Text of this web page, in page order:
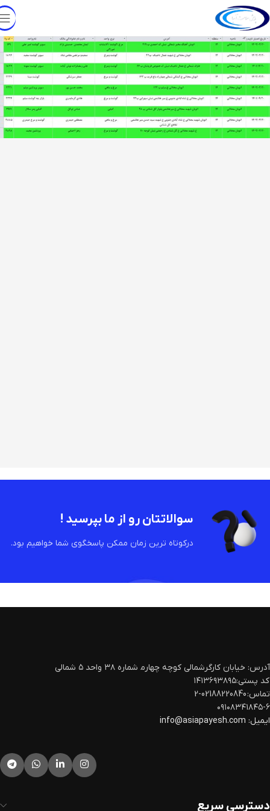
سوالاتتان رو از ما بپرسید !
درکوتاه ترین زمان ممکن پاسخگوی شما خواهیم بود.
آدرس: خیابان کارگرشمالی کوچه چهارم‍ شماره ۳۸ واحد ۵ شمالی
کد پستی:۱۴۱۳۶۹۳۸۹۵
تماس: 02188220840-2
۰۹۱۰۸۳۴۱۸۴۵-۶
ایمیل:
دسترسی سریع